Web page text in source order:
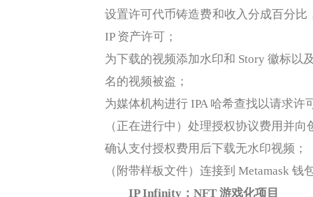
设置许可代币铸造费和收入分成百分比
IP 资产许可；
为下载的视频添加水印和 Story 徽标以
名的视频被盗；
为媒体机构进行 IPA 哈希查找以请求许
（正在进行中）处理授权协议费用并向
确认支付授权费用后下载无水印视频；
（附带样板文件）连接到 Metamask
IP Infinity：NFT 游戏化项目